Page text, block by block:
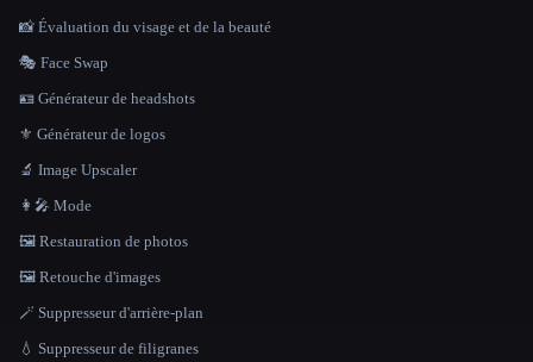
📸 Évaluation du visage et de la beauté
🎭 Face Swap
🪪 Générateur de headshots
⚜️ Générateur de logos
🔬 Image Upscaler
👩‍🎤 Mode
🖼️ Restauration de photos
🖼️ Retouche d'images
🪄 Suppresseur d'arrière-plan
💧 Suppresseur de filigranes